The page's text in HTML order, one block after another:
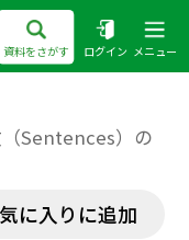
資料をさがす ログイン メニュー
Sentences）の
に入りに追加